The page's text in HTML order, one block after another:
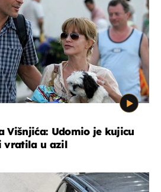
Višnjića: Udomio je kujicu
vratila u azil